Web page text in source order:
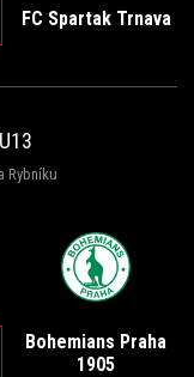
FC Spartak Trnava
Rybníku
Bohemians Praha
1905